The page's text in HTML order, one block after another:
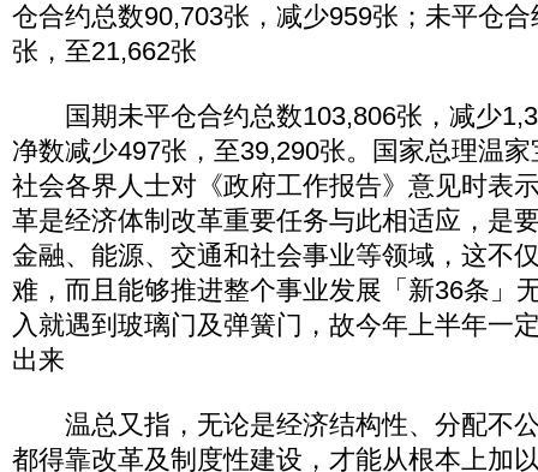
仓合约总数90,703张，减少959张；未平仓
张，至21,662张
国期未平仓合约总数103,806张，减少
净数减少497张，至39,290张。国家总理温
社会各界人士对《政府工作报告》意见时表
革是经济体制改革重要任务与此相适应，是
金融、能源、交通和社会事业等领域，这不
难，而且能够推进整个事业发展「新36条」
入就遇到玻璃门及弹簧门，故今年上半年一
出来
温总又指，无论是经济结构性、分配不
都得靠改革及制度性建设，才能从根本上加